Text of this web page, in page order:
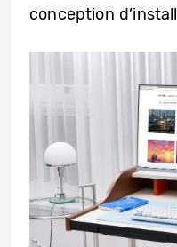
conception